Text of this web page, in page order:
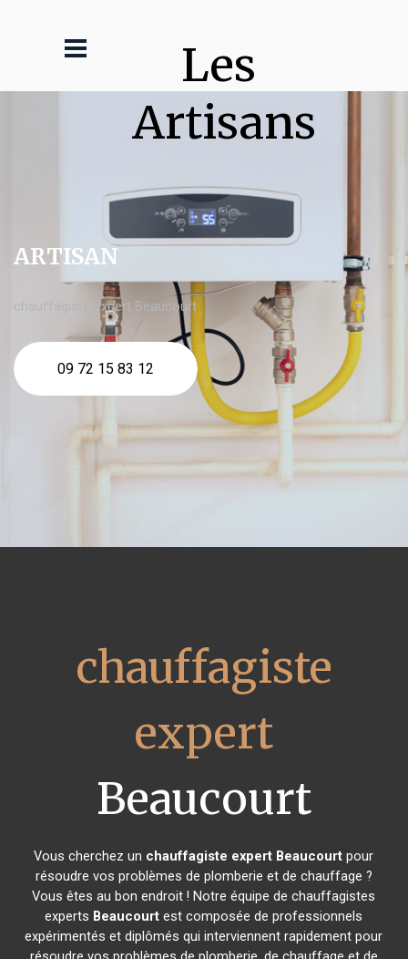
Les
Artisans
ARTISAN
chauffagiste expert Beaucourt
09 72 15 83 12
chauffagiste
expert
Beaucourt
Vous cherchez un chauffagiste expert Beaucourt pour
résoudre vos problèmes de plomberie et de chauffage ?
Vous êtes au bon endroit ! Notre équipe de chauffagistes
experts Beaucourt est composée de professionnels
expérimentés et diplômés qui interviennent rapidement pour